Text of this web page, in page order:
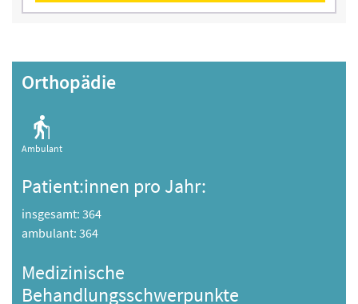
Orthopädie
Ambulant
Patient:innen pro Jahr:
insgesamt: 364
ambulant: 364
Medizinische
Behandlungsschwerpunkte